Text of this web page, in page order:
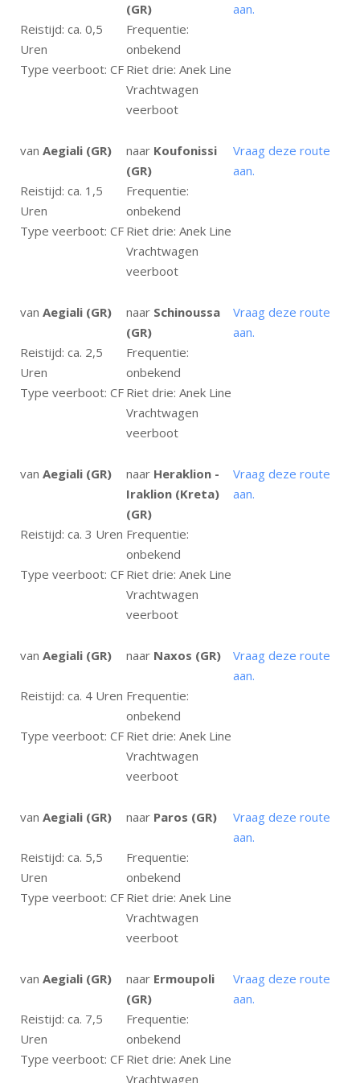
(GR)
aan.
Reistijd: ca. 0,5
Uren
Frequentie:
onbekend
Type veerboot: CF Riet drie: Anek Line
Vrachtwagen
veerboot
van Aegiali (GR) naar Koufonissi
(GR)
Vraag deze route
aan.
Reistijd: ca. 1,5
Uren
Frequentie:
onbekend
Type veerboot: CF Riet drie: Anek Line
Vrachtwagen
veerboot
van Aegiali (GR) naar Schinoussa
(GR)
Vraag deze route
aan.
Reistijd: ca. 2,5
Uren
Frequentie:
onbekend
Type veerboot: CF Riet drie: Anek Line
Vrachtwagen
veerboot
van Aegiali (GR) naar Heraklion -
Iraklion (Kreta)
(GR)
Vraag deze route
aan.
Reistijd: ca. 3 Uren Frequentie:
onbekend
Type veerboot: CF Riet drie: Anek Line
Vrachtwagen
veerboot
van Aegiali (GR) naar Naxos (GR)
Vraag deze route
aan.
Reistijd: ca. 4 Uren Frequentie:
onbekend
Type veerboot: CF Riet drie: Anek Line
Vrachtwagen
veerboot
van Aegiali (GR) naar Paros (GR)
Vraag deze route
aan.
Reistijd: ca. 5,5
Uren
Frequentie:
onbekend
Type veerboot: CF Riet drie: Anek Line
Vrachtwagen
veerboot
van Aegiali (GR) naar Ermoupoli
(GR)
Vraag deze route
aan.
Reistijd: ca. 7,5
Uren
Frequentie:
onbekend
Type veerboot: CF Riet drie: Anek Line
Vrachtwagen